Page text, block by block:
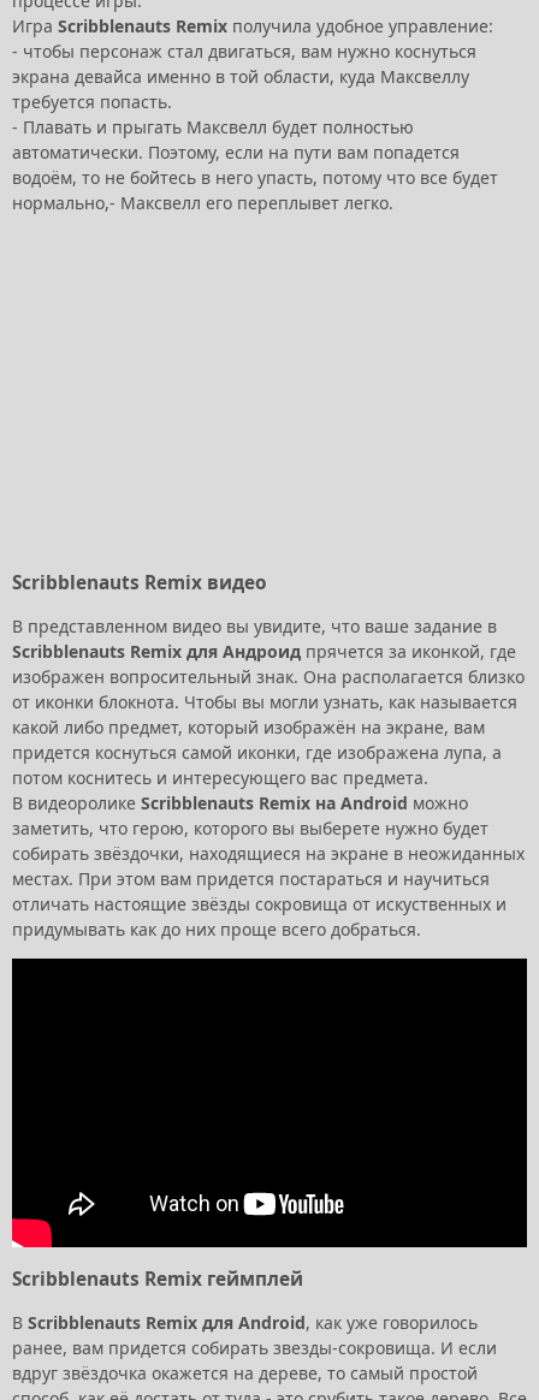
Игра Scribblenauts Remix получила удобное управление:
- чтобы персонаж стал двигаться, вам нужно коснуться
экрана девайса именно в той области, куда Максвеллу
требуется попасть.
- Плавать и прыгать Максвелл будет полностью
автоматически. Поэтому, если на пути вам попадется
водоём, то не бойтесь в него упасть, потому что все будет
нормально,- Максвелл его переплывет легко.
Scribblenauts Remix видео
В представленном видео вы увидите, что ваше задание в
Scribblenauts Remix для Андроид прячется за иконкой, где
изображен вопросительный знак. Она располагается близко
от иконки блокнота. Чтобы вы могли узнать, как называется
какой либо предмет, который изображён на экране, вам
придется коснуться самой иконки, где изображена лупа, а
потом коснитесь и интересующего вас предмета.
В видеоролике Scribblenauts Remix на Android можно
заметить, что герою, которого вы выберете нужно будет
собирать звёздочки, находящиеся на экране в неожиданных
местах. При этом вам придется постараться и научиться
отличать настоящие звёзды сокровища от искуственных и
придумывать как до них проще всего добраться.
Scribblenauts Remix геймплей
В Scribblenauts Remix для Android, как уже говорилось
ранее, вам придется собирать звезды-сокровища. И если
вдруг звёздочка окажется на дереве, то самый простой